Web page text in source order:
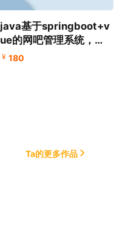
java基于springboot+v
ue的网吧管理系统，附
源码+数据库+论文+PP
¥ 180
Ta的更多作品